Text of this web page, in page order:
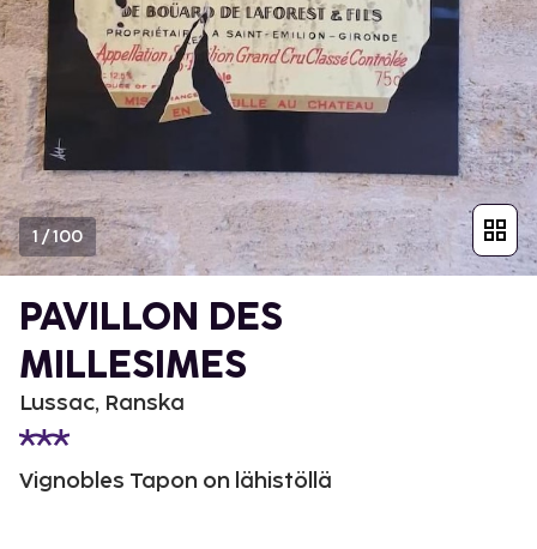
1/100
PAVILLON DES
MILLESIMES
Lussac, Ranska
Vignobles Tapon on lähistöllä